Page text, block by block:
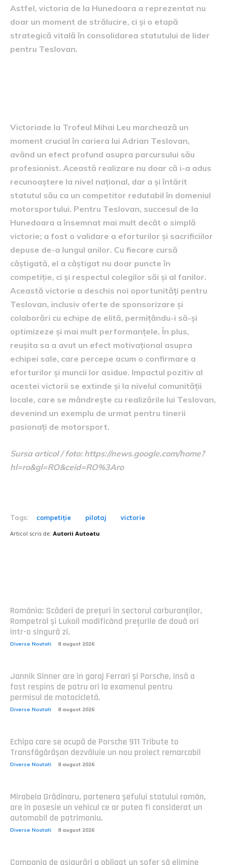
Astfel, victoria de la Hunedoara a reprezentat nu
doar un moment de strălucire, ci și o etapă
strategică vitală în consolidarea statutului de lider
pentru Teslovan.
Victoriade la Trofeul Mihai Leu marchează un
moment crucial în cariera lui Adrian Teslovan,
având un efect profund asupra parcursului său
profesionist. Această realizare nu doar că i-a adus
recunoaștere la nivel național, dar a și întărit
statutul său ca un competitor redutabil în domeniul
motorsportului. Pentru Teslovan, succesul de la
Hunedoara a însemnat mai mult decât o simplă
victorie; a fost o validare a eforturilor și sacrificiilor
depuse de-a lungul anilor. Cu fiecare cursă
câștigată, el a câștigat nu doar puncte în
competiție, ci și respectul colegilor săi și al fanilor.
Această victorie a deschis noi oportunități pentru
Teslovan, inclusiv oferte de sponsorizare și
colaborări cu echipe de elită, permițându-i să-și
optimizeze și mai mult performanțele. În plus,
reușita sa a avut un efect motivațional asupra
echipei sale, care percepe acum o confirmare a
eforturilor și muncii lor asidue. Impactul pozitiv al
acestei victorii se extinde și la nivelul comunității
locale, care se mândrește cu realizările lui Teslovan,
devenind un exemplu de urmat pentru tinerii
pasionați de motorsport.
Sursa articol / foto: https://news.google.com/home?
hl=ro&gl=RO&ceid=RO%3Aro
Tags: competiție pilotaj victorie
Articol scris de: Autorii Autoatu
România: Scăderi de prețuri în sectorul carburanților,
Rompetrol și Lukoil modificând prețurile de două ori
într-o singură zi.
Diverse Noutati 8 august 2026
Jannik Sinner are în garaj Ferrari și Porsche, însă a
fost respins de patru ori la examenul pentru
permisul de motocicletă.
Diverse Noutati 8 august 2026
Echipa care se ocupă de Porsche 911 Tribute to
Transfăgărășan dezvăluie un nou proiect remarcabil
Diverse Noutati 8 august 2026
Mirabela Grădinaru, partenera șefului statului român,
are în posesie un vehicul ce ar putea fi considerat un
automobil de patrimoniu.
Diverse Noutati 8 august 2026
Compania de asigurări a obligat un șofer să elimine